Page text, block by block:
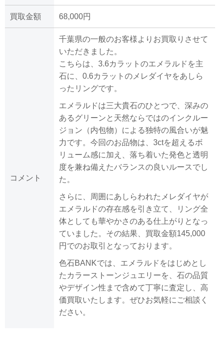
買取金額 68,000円
コメント
千葉県の一般のお客様よりお買取りさせて
いただきました。
こちらは、3.6カラットのエメラルドを主
石に、0.6カラットのメレダイヤをあしら
ったリングです。
エメラルドは三大貴石のひとつで、深みの
あるグリーンと天然ならではのインクルー
ジョン（内包物）による独特の風合いが魅
力です。今回のお品物は、3ctを超えるボ
リューム感に加え、落ち着いた発色と透明
度を兼ね備えたバランスの良いルースでし
た。
さらに、周囲にあしらわれたメレダイヤが
エメラルドの存在感を引き立て、リング全
体としても華やかさのある仕上がりとなっ
ていました。その結果、買取金額145,000
円でのお取引となっております。
色石BANKでは、エメラルドをはじめとし
たカラーストーンジュエリーを、石の品質
やデザイン性まで含めて丁寧に査定し、高
価買取いたします。ぜひお気軽にご相談く
ださい。